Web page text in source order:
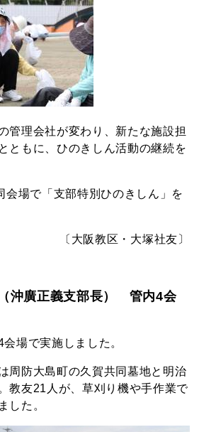
管理会社が変わり、新たな施設担
ともに、ひのきしん活動の継続を
会場で「支部特別ひのきしん」を
〔大阪教区・大塚社友〕
沖廣正義支部長） 管内4会
場で実施しました。
周防大島町の久賀共同墓地と明治
教友21人が、草刈り機や手作業で
した。